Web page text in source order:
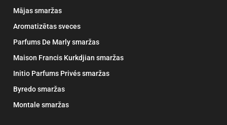
Mājas smaržas
Aromatizētas sveces
Parfums De Marly smaržas
Maison Francis Kurkdjian smaržas
Initio Parfums Privés smaržas
Byredo smaržas
Montale smaržas